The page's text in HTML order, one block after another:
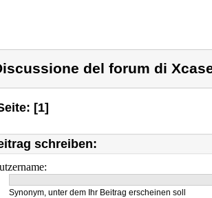
del forum di
[1]
schreiben:
Synonym, unter dem Ihr Beitrag erscheinen soll